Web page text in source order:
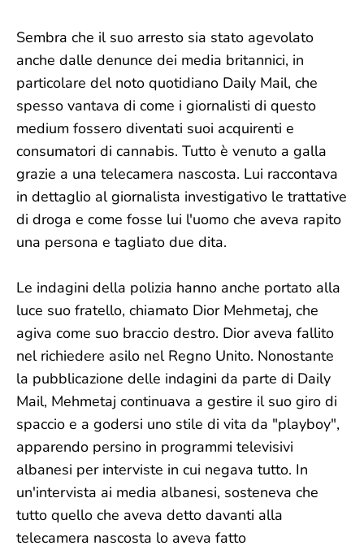
Sembra che il suo arresto sia stato agevolato
anche dalle denunce dei media britannici, in
particolare del noto quotidiano Daily Mail, che
spesso vantava di come i giornalisti di questo
medium fossero diventati suoi acquirenti e
consumatori di cannabis. Tutto è venuto a galla
grazie a una telecamera nascosta. Lui raccontava
in dettaglio al giornalista investigativo le trattative
di droga e come fosse lui l'uomo che aveva rapito
una persona e tagliato due dita.
Le indagini della polizia hanno anche portato alla
luce suo fratello, chiamato Dior Mehmetaj, che
agiva come suo braccio destro. Dior aveva fallito
nel richiedere asilo nel Regno Unito. Nonostante
la pubblicazione delle indagini da parte di Daily
Mail, Mehmetaj continuava a gestire il suo giro di
spaccio e a godersi uno stile di vita da "playboy",
apparendo persino in programmi televisivi
albanesi per interviste in cui negava tutto. In
un'intervista ai media albanesi, sosteneva che
tutto quello che aveva detto davanti alla
telecamera nascosta lo aveva fatto